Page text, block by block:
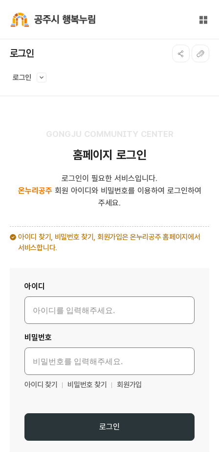
전체
로그인
로그인
GONGJU COMMUNITY CENTER
홈페이지 로그인
로그인이 필요한 서비스입니다.
온누리공주 회원 아이디와 비밀번호를 이용하여 로그인하여
주세요.
아이디 찾기, 비밀번호 찾기, 회원가입은 온누리공주 홈페이지에서
서비스합니다.
아이디
비밀번호
아이디 찾기 비밀번호 찾기 회원가입
로그인